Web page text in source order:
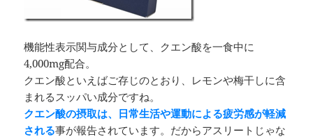
機能性表示関与成分として、クエン酸を一食中に
4,000mg配合。
クエン酸といえばご存じのとおり、レモンや梅干しに含
まれるスッパい成分ですね。
クエン酸の摂取は、日常生活や運動による疲労感が軽減
される事が報告されています。だからアスリートじゃな